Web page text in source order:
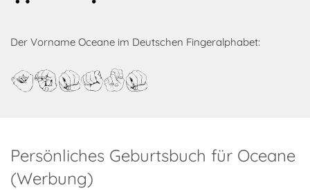
Der Vorname Oceane im Deutschen Fingeralphabet:
Oceane
Persönliches Geburtsbuch für Oceane
(Werbung)